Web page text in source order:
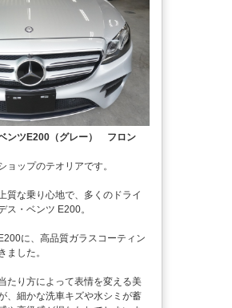
ンツE200（グレー） フロン
ョップのテオリアです。
質な乗り心地で、多くのドライ
ス・ベンツ E200。
に、高品質ガラスコーティン
ました。
たり方によって表情を変える美
、細かな洗車キズや水シミが蓄